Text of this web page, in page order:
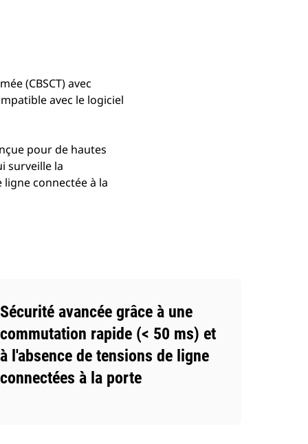
(CBSCT) avec
avec le logiciel
pour de hautes
surveille la
connectée à la
Sécurité avancée grâce à une
commutation rapide (< 50 ms) et
à l'absence de tensions de ligne
connectées à la porte